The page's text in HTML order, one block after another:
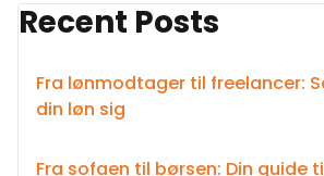
Recent Posts
Fra lønmodtager til freelancer:
din løn sig
Fra sofaen til børsen: Din guide